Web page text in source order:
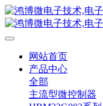
网站首页
产品中心
全部
主流型微控制器